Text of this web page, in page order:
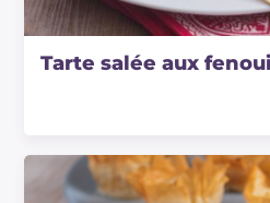
Tarte salée aux